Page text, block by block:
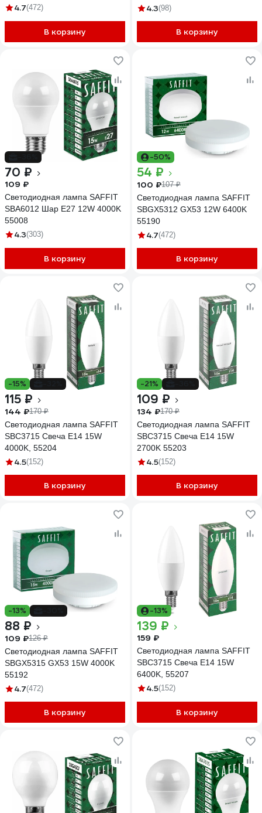
4.7(472)
В корзину
4.3(98)
В корзину
70 ₽
109 ₽
Светодиодная лампа SAFFIT
SBA6012 Шар E27 12W 4000K
55008
4.3(303)
В корзину
-50%
54 ₽
100 ₽107 ₽
Светодиодная лампа SAFFIT
SBGX5312 GX53 12W 6400K
55190
4.7(472)
В корзину
-15%
115 ₽
144 ₽170 ₽
Светодиодная лампа SAFFIT
SBC3715 Свеча E14 15W
4000K, 55204
4.5(152)
В корзину
-21%
109 ₽
134 ₽170 ₽
Светодиодная лампа SAFFIT
SBC3715 Свеча E14 15W
2700K 55203
4.5(152)
В корзину
-13%
88 ₽
109 ₽126 ₽
Светодиодная лампа SAFFIT
SBGX5315 GX53 15W 4000K
55192
4.7(472)
В корзину
-13%
139 ₽
159 ₽
Светодиодная лампа SAFFIT
SBC3715 Свеча E14 15W
6400K, 55207
4.5(152)
В корзину